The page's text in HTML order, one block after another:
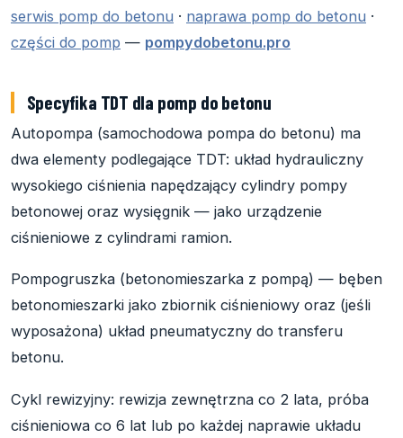
serwis pomp do betonu · naprawa pomp do betonu ·
części do pomp — pompydobetonu.pro
Specyfika TDT dla pomp do betonu
Autopompa (samochodowa pompa do betonu) ma
dwa elementy podlegające TDT: układ hydrauliczny
wysokiego ciśnienia napędzający cylindry pompy
betonowej oraz wysięgnik — jako urządzenie
ciśnieniowe z cylindrami ramion.
Pompogruszka (betonomieszarka z pompą) — bęben
betonomieszarki jako zbiornik ciśnieniowy oraz (jeśli
wyposażona) układ pneumatyczny do transferu
betonu.
Cykl rewizyjny: rewizja zewnętrzna co 2 lata, próba
ciśnieniowa co 6 lat lub po każdej naprawie układu